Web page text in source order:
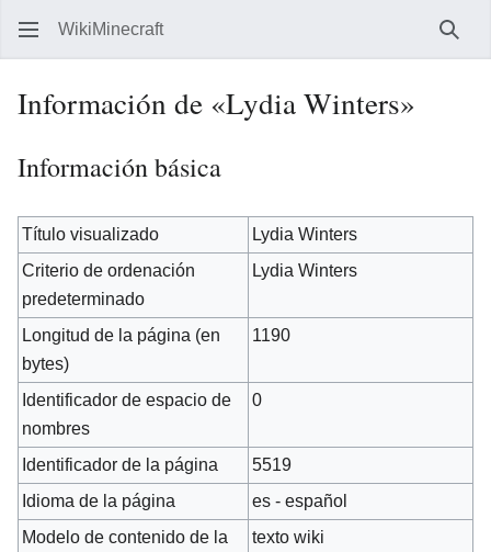
WikiMinecraft
Información de «Lydia Winters»
Información básica
Título visualizado
Lydia Winters
Criterio de ordenación
predeterminado
Lydia Winters
Longitud de la página (en
bytes)
1190
Identificador de espacio de
nombres
0
Identificador de la página
5519
Idioma de la página
es - español
Modelo de contenido de la
texto wiki